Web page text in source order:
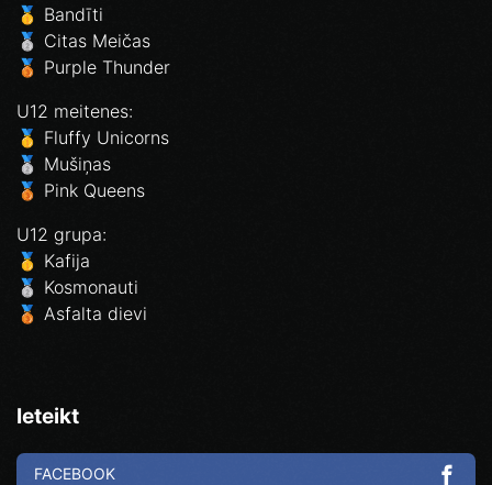
🥇 Bandīti
🥈 Citas Meičas
🥉 Purple Thunder
U12 meitenes:
🥇 Fluffy Unicorns
🥈 Mušiņas
🥉 Pink Queens
U12 grupa:
🥇 Kafija
🥈 Kosmonauti
🥉 Asfalta dievi
Ieteikt
FACEBOOK